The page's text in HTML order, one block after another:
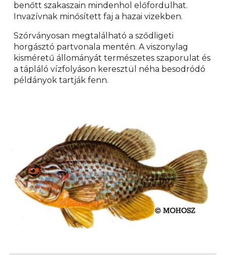
benőtt szakaszain mindenhol előfordulhat.
Invazívnak minősített faj a hazai vizekben.
Szórványosan megtalálható a sződligeti
horgásztó partvonala mentén. A viszonylag
kisméretű állományát természetes szaporulat és
a tápláló vízfolyáson keresztül néha besodródó
példányok tartják fenn.